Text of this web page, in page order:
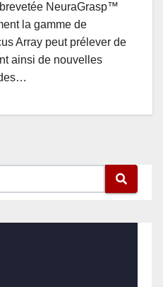
NeuraGrasp™
la gamme de
Array peut prélever de
ainsi de nouvelles